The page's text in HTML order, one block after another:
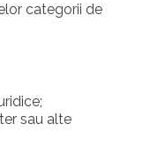
categorii de
sau alte